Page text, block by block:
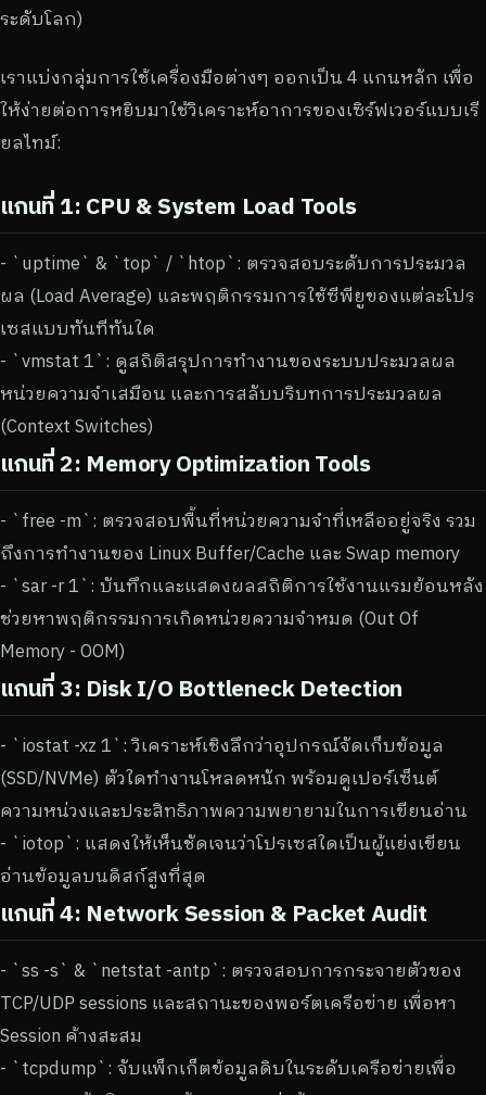
ระดับโลก)
เราแบ่งกลุ่มการใช้เครื่องมือต่างๆ ออกเป็น 4 แกนหลัก เพื่อ
ให้ง่ายต่อการหยิบมาใช้วิเคราะห์อาการของเซิร์ฟเวอร์แบบเรี
ยลไทม์:
แกนที่ 1: CPU & System Load Tools
- `uptime` & `top` / `htop`: ตรวจสอบระดับการประมวล
ผล (Load Average) และพฤติกรรมการใช้ซีพียูของแต่ละโปร
เซสแบบทันทีทันใด
- `vmstat 1`: ดูสถิติสรุปการทำงานของระบบประมวลผล
หน่วยความจำเสมือน และการสลับบริบทการประมวลผล
(Context Switches)
แกนที่ 2: Memory Optimization Tools
- `free -m`: ตรวจสอบพื้นที่หน่วยความจำที่เหลืออยู่จริง รวม
ถึงการทำงานของ Linux Buffer/Cache และ Swap memory
- `sar -r 1`: บันทึกและแสดงผลสถิติการใช้งานแรมย้อนหลัง
ช่วยหาพฤติกรรมการเกิดหน่วยความจำหมด (Out Of
Memory - OOM)
แกนที่ 3: Disk I/O Bottleneck Detection
- `iostat -xz 1`: วิเคราะห์เชิงลึกว่าอุปกรณ์จัดเก็บข้อมูล
(SSD/NVMe) ตัวใดทำงานโหลดหนัก พร้อมดูเปอร์เซ็นต์
ความหน่วงและประสิทธิภาพความพยายามในการเขียนอ่าน
- `iotop`: แสดงให้เห็นชัดเจนว่าโปรเซสใดเป็นผู้แย่งเขียน
อ่านข้อมูลบนดิสก์สูงที่สุด
แกนที่ 4: Network Session & Packet Audit
- `ss -s` & `netstat -antp`: ตรวจสอบการกระจายตัวของ
TCP/UDP sessions และสถานะของพอร์ตเครือข่าย เพื่อหา
Session ค้างสะสม
- `tcpdump`: จับแพ็กเก็ตข้อมูลดิบในระดับเครือข่ายเพื่อ